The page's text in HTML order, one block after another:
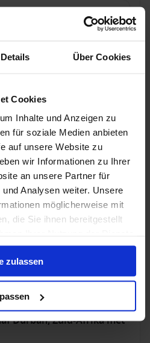
Details Über Cookies
Cookies
Inhalte und Anzeigen zu
für soziale Medien anbieten
auf unsere Website zu
wir Informationen zu Ihrer
an unsere Partner für
Analysen weiter. Unsere
möglicherweise mit
die Sie ihnen bereitgestellt
zulassen
Geen alternatieven
p.p. € 99.999p.p.
Geen alternatieven
van
Durban, Zuid-Afrika met